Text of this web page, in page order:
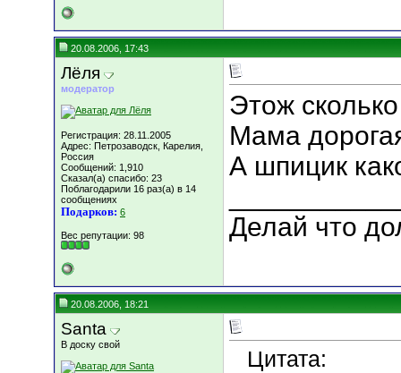
20.08.2006, 17:43
Лёля
модератор
Регистрация: 28.11.2005
Адрес: Петрозаводск, Карелия,
Россия
Сообщений: 1,910
Сказал(а) спасибо: 23
Поблагодарили 16 раз(а) в 14
сообщениях
Подарков: 6
Вес репутации: 98
Этож
Мама
А шпицик
Делай что
20.08.2006, 18:21
Santa
В доску свой
Цитата: